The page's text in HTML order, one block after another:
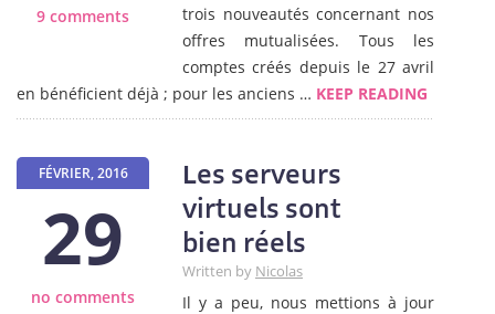
9 comments
trois nouveautés concernant nos
offres mutualisées. Tous les
comptes créés depuis le 27 avril
en bénéficient déjà ; pour les anciens … KEEP READING
FÉVRIER, 2016
29
no comments
Les serveurs
virtuels sont
bien réels
Written by Nicolas
Il y a peu, nous mettions à jour